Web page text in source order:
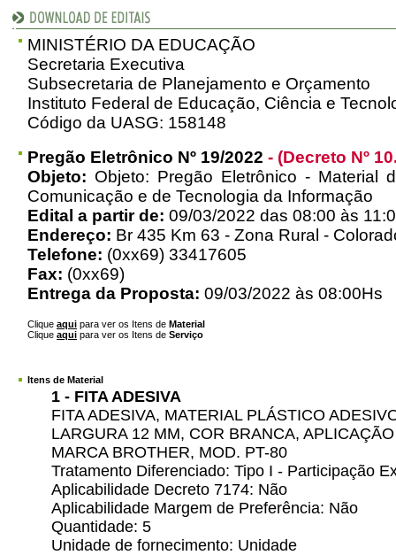
MINISTÉRIO DA EDUCAÇÃO
Secretaria Executiva
Subsecretaria de Planejamento e Orçamento
Instituto Federal de Educação, Ciência e
Código da UASG: 158148
Pregão Eletrônico Nº 19/2022 - (Decreto Nº
Objeto: Objeto: Pregão Eletrônico - Material
Comunicação e de Tecnologia da Informação
Edital a partir de: 09/03/2022 das 08:00 às
Endereço: Br 435 Km 63 - Zona Rural -
Telefone: (0xx69) 33417605
Fax: (0xx69)
Entrega da Proposta: 09/03/2022 às 08:00Hs
Clique aqui para ver os Itens de Material
Clique aqui para ver os Itens de Serviço
Itens de Material
1 - FITA ADESIVA
FITA ADESIVA, MATERIAL PLÁSTICO
LARGURA 12 MM, COR BRANCA,
MARCA BROTHER, MOD. PT-80
Tratamento Diferenciado: Tipo I - Participação
Aplicabilidade Decreto 7174: Não
Aplicabilidade Margem de Preferência: Não
Quantidade: 5
Unidade de fornecimento: Unidade